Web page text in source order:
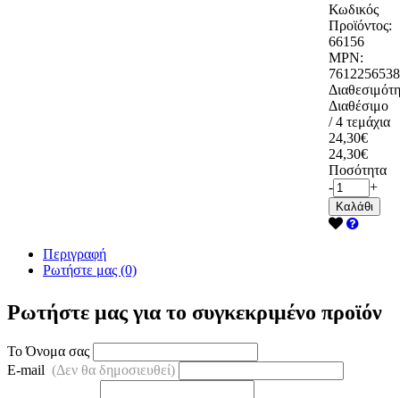
Κωδικός
Προϊόντος:
66156
MPN:
Διαθέσιμο
/ 4 τεμάχια
24,30€
24,30€
Ποσότητα
-
+
Καλάθι
Περιγραφή
Ρωτήστε μας (0)
Ρωτήστε μας για το συγκεκριμένο προϊόν
Το Όνομα σας
E-mail (Δεν θα δημοσιευθεί)